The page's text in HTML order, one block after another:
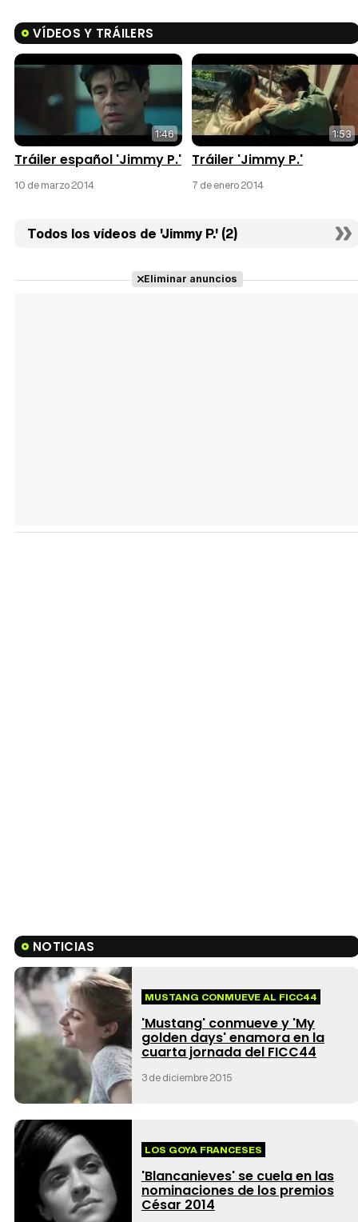
VÍDEOS Y TRÁILERS
1:46
Tráiler español 'Jimmy P.'
10 de marzo 2014
1:53
Tráiler 'Jimmy P.'
7 de enero 2014
Todos los vídeos de 'Jimmy P.' (2)
Eliminar anuncios
NOTICIAS
MUSTANG CONMUEVE AL FICC44
'Mustang' conmueve y 'My
golden days' enamora en la
cuarta jornada del FICC44
3 de diciembre 2015
LOS GOYA FRANCESES
'Blancanieves' se cuela en las
nominaciones de los premios
César 2014